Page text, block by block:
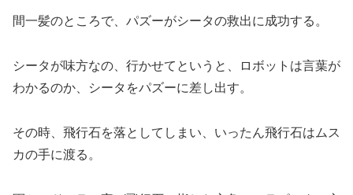
間一髪のところで、パズーがシータの救出に成功する。
シータが味方なの、行かせてというと、ロボットは言葉が
わかるのか、シータをパズーに差し出す。
その時、飛行石を落としてしまい、いったん飛行石はムス
カの手に渡る。